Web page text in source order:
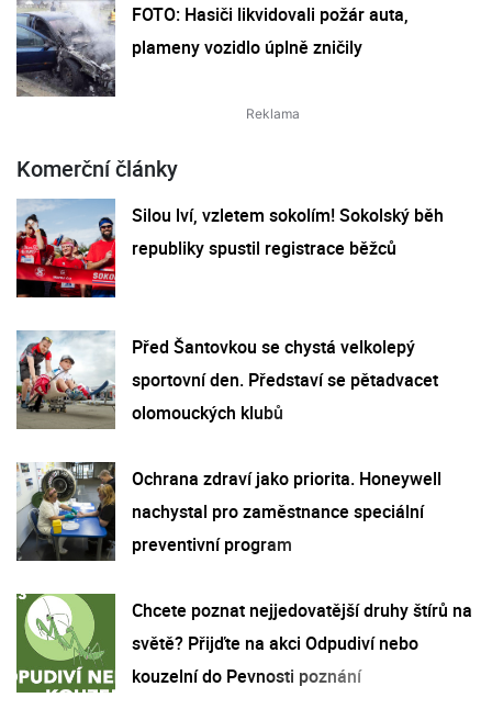
FOTO: Hasiči likvidovali požár auta,
plameny vozidlo úplně zničily
Komerční články
Silou lví, vzletem sokolím! Sokolský běh
republiky spustil registrace běžců
Před Šantovkou se chystá velkolepý
sportovní den. Představí se pětadvacet
olomouckých klubů
Ochrana zdraví jako priorita. Honeywell
nachystal pro zaměstnance speciální
preventivní program
Chcete poznat nejjedovatější druhy štírů na
světě? Přijďte na akci Odpudiví nebo
kouzelní do Pevnosti poznání